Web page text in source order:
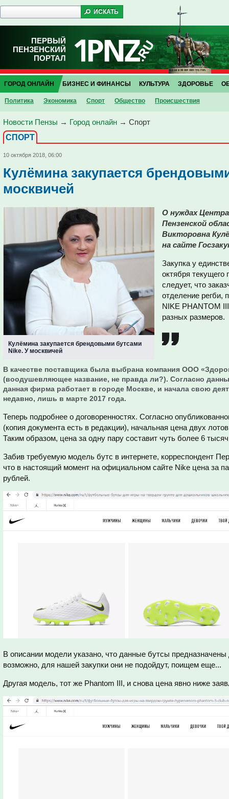
ПЕРВЫЙ
ПЕНЗЕНСКИЙ
ПОРТАЛ
ГОРОД ОНЛАЙН
Политика Экономика Спорт Общество Проиcшествия
БИЗНЕС И ФИНАНСЫ КУЛЬТУРА ЗДОРОВЬЕ
Новости Пензы → Город онлайн → Спорт
СПОРТ
10 октября 2018, 06:00
Кулёмина закупается
москвичей
Кулёмина закупается брендовыми бутсами
Nike. У москвичей
О нуждах
Пензенской
Викторовна
на сайте
Закупка у
октября текущего
следует, что
отделение регби,
NIKE PHANTOM
разных размеров.
В качестве поставщика была выбрана компания ООО
(воодушевляющее название, не правда ли?). Согласно
данная фирма работает в городе Москве, и начала свою
недавно, лишь в марте 2017 года.
Теперь подробнее о договоренностях. Согласно
(копия документа есть в редакции), начальная цена двух
Таким образом, цена за одну пару составит чуть более 6
Забив требуемую модель бутс в интернете, корреспондент
что в настоящий момент на официальном сайте Nike цена за
рублей.
В описании модели указано, что данные бутсы
возможно, для нашей закупки они не подойдут, поищем еще...
Другая модель, тот же Phantom III, и снова цена явно ниже